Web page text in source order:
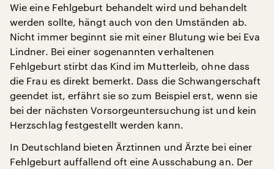
Wie eine Fehlgeburt behandelt wird und behandelt
werden sollte, hängt auch von den Umständen ab.
Nicht immer beginnt sie mit einer Blutung wie bei Eva
Lindner. Bei einer sogenannten verhaltenen
Fehlgeburt stirbt das Kind im Mutterleib, ohne dass
die Frau es direkt bemerkt. Dass die Schwangerschaft
geendet ist, erfährt sie so zum Beispiel erst, wenn sie
bei der nächsten Vorsorgeuntersuchung ist und kein
Herzschlag festgestellt werden kann.
In Deutschland bieten Ärztinnen und Ärzte bei einer
Fehlgeburt auffallend oft eine Ausschabung an. Der